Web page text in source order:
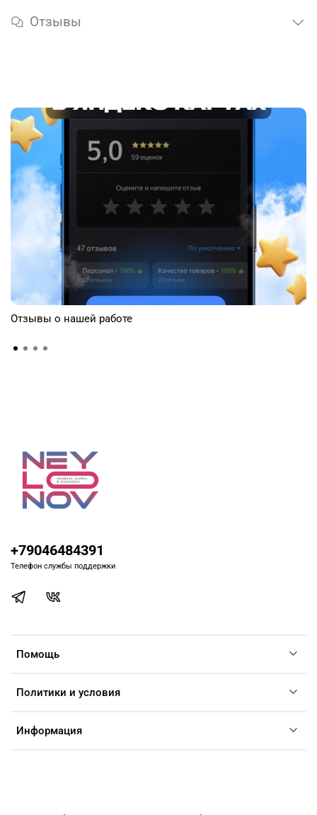
Отзывы
Отзывы о нашей работе
Помощь
Политики и условия
Информация
+79046484391
Телефон службы поддержки